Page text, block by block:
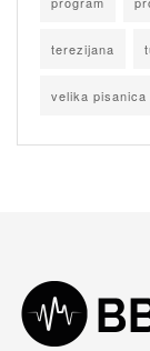
terezijana
velika pisanica